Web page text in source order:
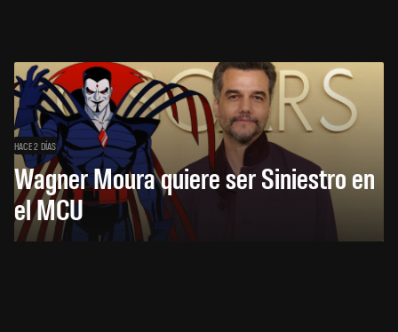
HACE 2 DÍAS
Wagner Moura quiere ser Siniestro en
el MCU